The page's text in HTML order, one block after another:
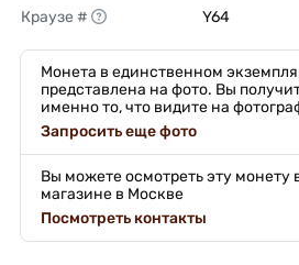
Краузе #
Y64
Монета в единственном
представлена на фото. Вы
именно то, что видите на
Запросить еще фото
Вы можете осмотреть эту монету
магазине в Москве
Посмотреть контакты